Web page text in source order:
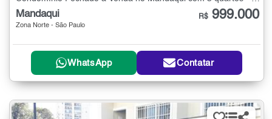
Mandaqui
Zona Norte - São Paulo
R$ 999.000
WhatsApp Contatar